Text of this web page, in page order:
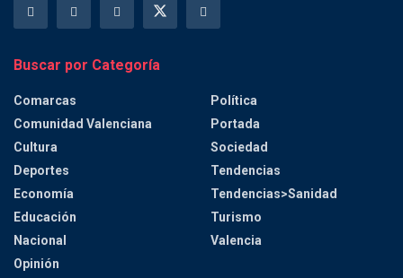
Buscar por Categoría
Comarcas
Comunidad Valenciana
Cultura
Deportes
Economía
Educación
Nacional
Opinión
Política
Portada
Sociedad
Tendencias
Tendencias>Sanidad
Turismo
Valencia